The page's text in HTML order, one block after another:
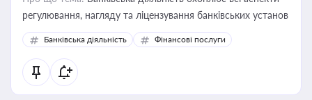
регулювання, нагляду та ліцензування банківських установ
Банківська діяльність Фінансові послуги